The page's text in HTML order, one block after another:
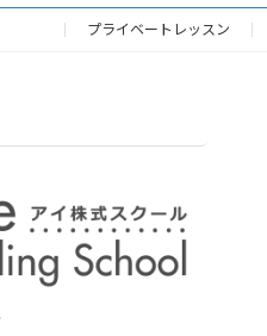
プライベートレッスン